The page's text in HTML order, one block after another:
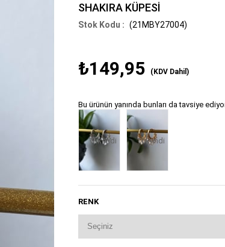
SHAKIRA KÜPESİ
(21MBY27004)
₺149,95 (KDV Dahil)
Bu ürünün yanında bunları da tavsiye
Tükendi Tükendi
RENK